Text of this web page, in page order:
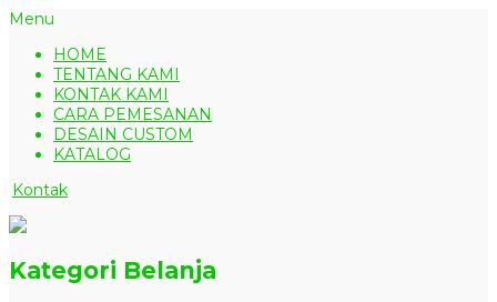
Menu
HOME
TENTANG KAMI
KONTAK KAMI
CARA PEMESANAN
DESAIN CUSTOM
KATALOG
Kontak
Kategori Belanja